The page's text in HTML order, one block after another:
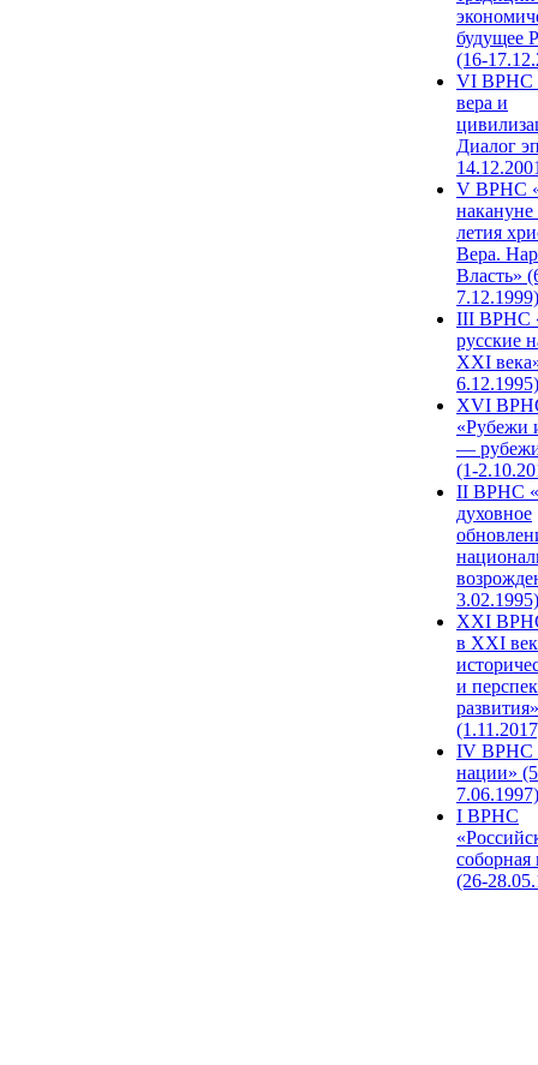
будущее
(16-
VI ВРНС
вера и
Диалог
V ВРНС
накануне
летия
Вера.
Власть»
7.12.1999)
III ВРНС
русские
XXI
6.12.1995)
XVI
«Рубежи
—
(1-
II ВРНС
духовное
3.02.1995)
XХI
в XXI
и
развития»
IV ВРНС
нации»
7.06.1997)
I ВРНС
(26-